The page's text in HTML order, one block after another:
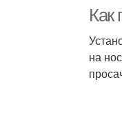
Как
на